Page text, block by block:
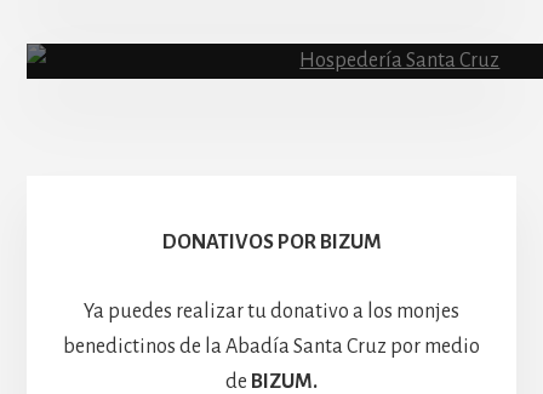
Hospedería
DONATIVOS POR BIZUM
Ya puedes realizar tu donativo a los monjes
benedictinos de la Abadía Santa Cruz por medio
de BIZUM.